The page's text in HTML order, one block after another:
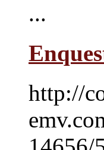
...
http://